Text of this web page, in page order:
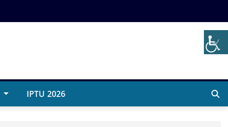
IPTU 2026